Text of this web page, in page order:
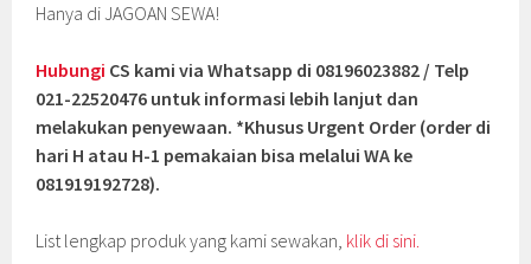
Hanya di JAGOAN SEWA!
Hubungi CS kami via Whatsapp di 08196023882 / Telp
021-22520476 untuk informasi lebih lanjut dan
melakukan penyewaan. *Khusus Urgent Order (order di
hari H atau H-1 pemakaian bisa melalui WA ke
081919192728).
List lengkap produk yang kami sewakan, klik di sini.